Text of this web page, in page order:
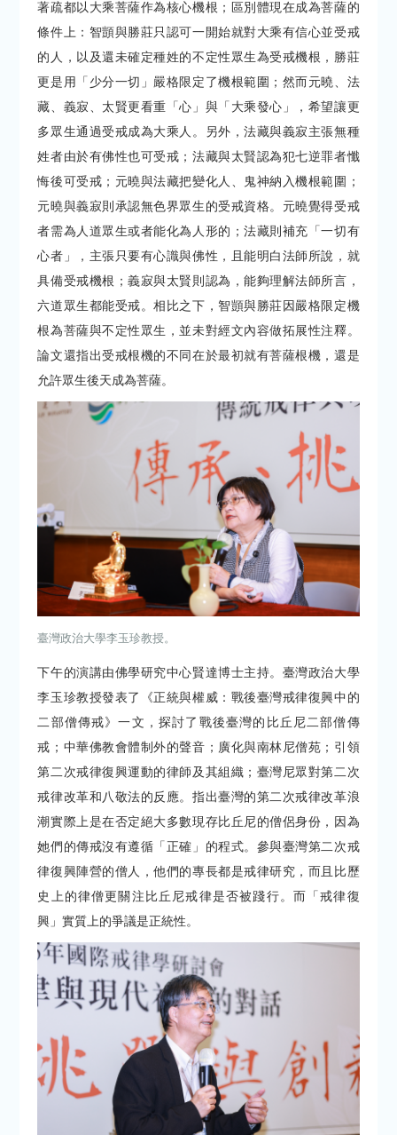
著疏都以大乘菩薩作為核心機根；區別體現在成為菩薩的
條件上：智顗與勝莊只認可一開始就對大乘有信心並受戒
的人，以及還未確定種姓的不定性眾生為受戒機根，勝莊
更是用「少分一切」嚴格限定了機根範圍；然而元曉、法
藏、義寂、太賢更看重「心」與「大乘發心」，希望讓更
多眾生通過受戒成為大乘人。另外，法藏與義寂主張無種
姓者由於有佛性也可受戒；法藏與太賢認為犯七逆罪者懺
悔後可受戒；元曉與法藏把變化人、鬼神納入機根範圍；
元曉與義寂則承認無色界眾生的受戒資格。元曉覺得受戒
者需為人道眾生或者能化為人形的；法藏則補充「一切有
心者」，主張只要有心識與佛性，且能明白法師所說，就
具備受戒機根；義寂與太賢則認為，能夠理解法師所言，
六道眾生都能受戒。相比之下，智顗與勝莊因嚴格限定機
根為菩薩與不定性眾生，並未對經文內容做拓展性注釋。
論文還指出受戒根機的不同在於最初就有菩薩根機，還是
允許眾生後天成為菩薩。
臺灣政治大學李玉珍教授。
下午的演講由佛學研究中心賢達博士主持。臺灣政治大學
李玉珍教授發表了《正統與權威：戰後臺灣戒律復興中的
二部僧傳戒》一文，探討了戰後臺灣的比丘尼二部僧傳
戒；中華佛教會體制外的聲音；廣化與南林尼僧苑；引領
第二次戒律復興運動的律師及其組織；臺灣尼眾對第二次
戒律改革和八敬法的反應。指出臺灣的第二次戒律改革浪
潮實際上是在否定絕大多數現存比丘尼的僧侶身份，因為
她們的傳戒沒有遵循「正確」的程式。參與臺灣第二次戒
律復興陣營的僧人，他們的專長都是戒律研究，而且比歷
史上的律僧更關注比丘尼戒律是否被踐行。而「戒律復
興」實質上的爭議是正統性。